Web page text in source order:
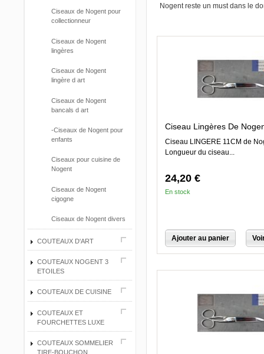
Ciseaux de Nogent pour
collectionneur
Ciseaux de Nogent
lingères
Ciseaux de Nogent
lingère d art
Ciseaux de Nogent
bancals d art
-Ciseaux de Nogent pour
enfants
Ciseaux pour cuisine de
Nogent
Ciseaux de Nogent
cigogne
Ciseaux de Nogent divers
COUTEAUX D'ART
COUTEAUX NOGENT 3
ETOILES
COUTEAUX DE CUISINE
COUTEAUX ET
FOURCHETTES LUXE
COUTEAUX SOMMELIER
TIRE-BOUCHON
Nogent reste un must dans le
Ciseau Lingères De
Ciseau LINGERE 11CM de
Longueur du ciseau...
24,20 €
En stock
Ajouter au panier